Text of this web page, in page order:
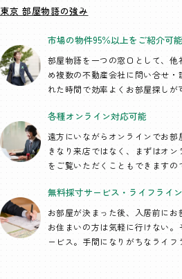
東京 部屋物語の強み
市場の物件95％以上を ご紹介可能
部屋物語を一つの窓口として、他
め複数の不動産会社に問い合せ
れた時間で効率よくお部屋探しが
各種オンライン対応可能
遠方にいながらオンラインでお
きなり来店ではなく、まずはオ
をご覧いただくこともできますの
無料採寸サービス・ ライフライ
お部屋が決まった後、入居前に
お住まいの方は気軽に行けない
ービス。手間になりがちなライフ